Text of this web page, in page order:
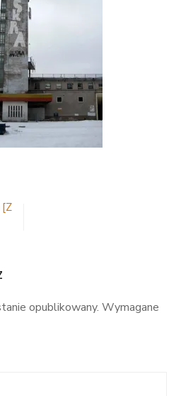
[Z
opublikowany. Wymagane